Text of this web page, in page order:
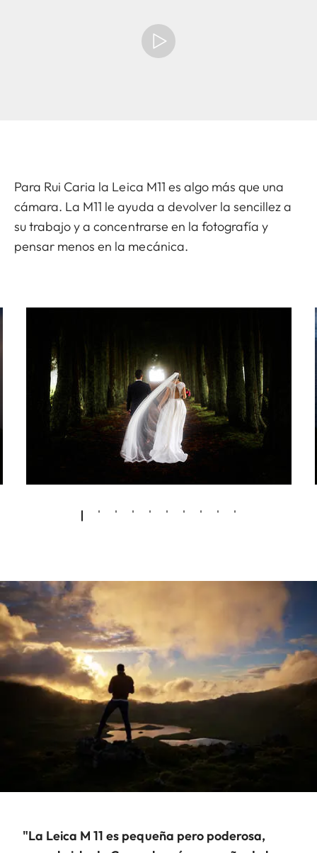
Para Rui Caria la Leica M11 es algo más que una
cámara. La M11 le ayuda a devolver la sencillez a
su trabajo y a concentrarse en la fotografía y
pensar menos en la mecánica.
"La Leica M 11 es pequeña pero poderosa,